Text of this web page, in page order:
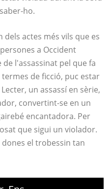
ho.
dels actes més vils que es
a Occident
l'assassinat pel que fa
de ficció, puc estar
un assassí en sèrie,
convertint-se en un
encantadora. Per
que sigui un violador.
el trobessin tan